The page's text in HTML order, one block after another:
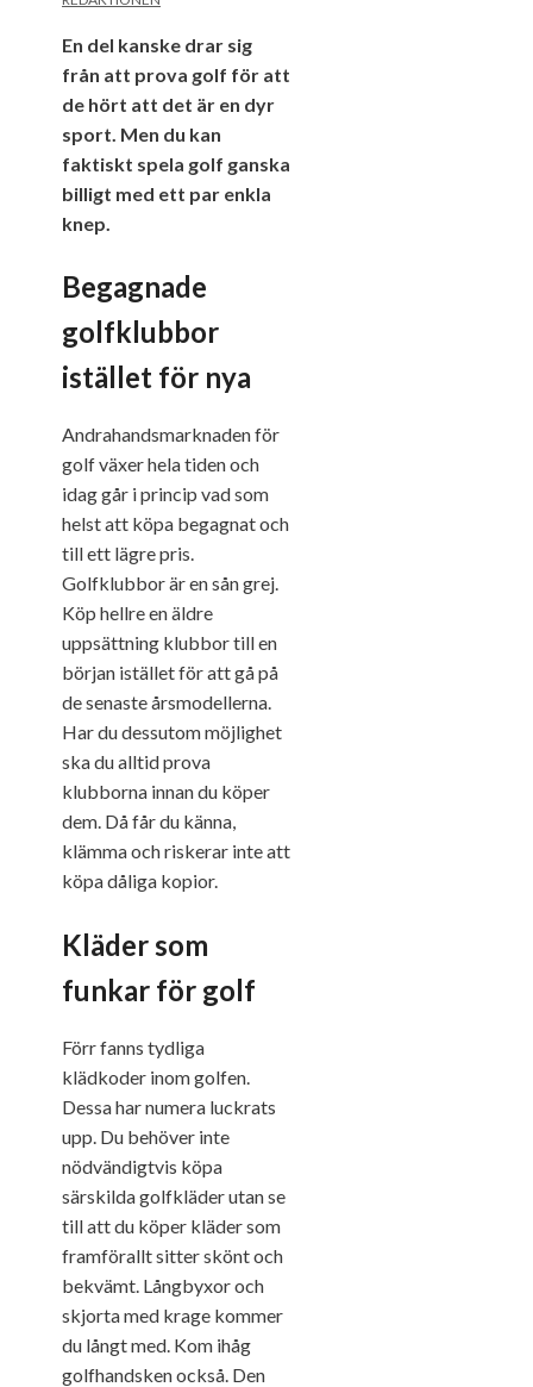
En del kanske drar sig
från att prova golf för att
de hört att det är en dyr
sport. Men du kan
faktiskt spela golf ganska
billigt med ett par enkla
knep.
Begagnade
golfklubbor
istället för nya
Andrahandsmarknaden för
golf växer hela tiden och
idag går i princip vad som
helst att köpa begagnat och
till ett lägre pris.
Golfklubbor är en sån grej.
Köp hellre en äldre
uppsättning klubbor till en
början istället för att gå på
de senaste årsmodellerna.
Har du dessutom möjlighet
ska du alltid prova
klubborna innan du köper
dem. Då får du känna,
klämma och riskerar inte att
köpa dåliga kopior.
Kläder som
funkar för golf
Förr fanns tydliga
klädkoder inom golfen.
Dessa har numera luckrats
upp. Du behöver inte
nödvändigtvis köpa
särskilda golfkläder utan se
till att du köper kläder som
framförallt sitter skönt och
bekvämt. Långbyxor och
skjorta med krage kommer
du långt med. Kom ihåg
golfhandsken också. Den